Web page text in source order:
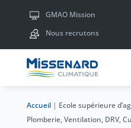
GMAO Mission
Nous recrutons
Accueil| Ecole supérieure
Plomberie, Ventilation, DRV,